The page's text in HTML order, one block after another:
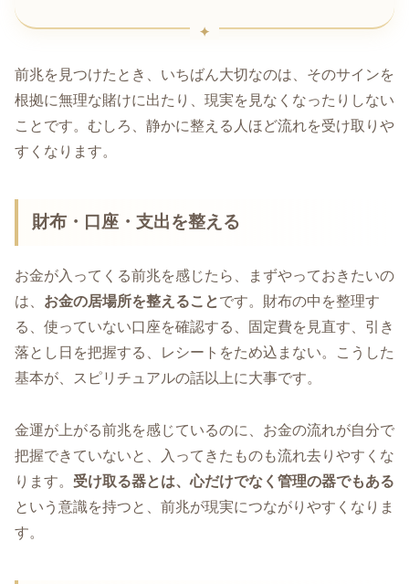
前兆を見つけたとき、いちばん大切なのは、そのサインを
根拠に無理な賭けに出たり、現実を見なくなったりしない
ことです。むしろ、静かに整える人ほど流れを受け取りや
すくなります。
財布・口座・支出を整える
お金が入ってくる前兆を感じたら、まずやっておきたいの
は、 お金の居場所を整えることです。財布の中を整理す
る、使っていない口座を確認する、固定費を見直す、引き
落とし日を把握する、レシートをため込まない。こうした
基本が、スピリチュアルの話以上に大事です。
金運が上がる前兆を感じているのに、お金の流れが自分で
把握できていないと、入ってきたものも流れ去りやすくな
ります。 受け取る器とは、心だけでなく管理の器でもある
という意識を持つと、前兆が現実につながりやすくなりま
す。